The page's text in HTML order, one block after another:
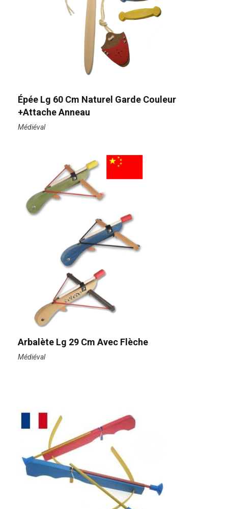
Épée Lg 60 Cm Naturel Garde Couleur
+attache Anneau
Médiéval
Arbalète Lg 29 Cm Avec Flèche
Médiéval